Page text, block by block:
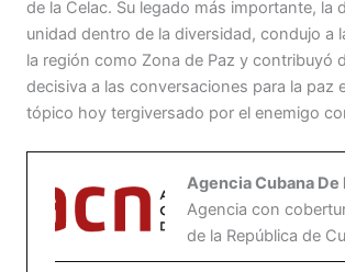
de la Celac. Su legado más importante, la
unidad dentro de la diversidad, condujo a
la región como Zona de Paz y contribuyó
decisiva a las conversaciones para la paz
tópico hoy tergiversado por el enemigo
Agencia Cubana
Agencia con
de la República de